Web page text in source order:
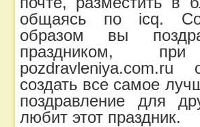
общаясь по icq.
образом вы
праздником,
создать все самое
поздравление для
любит этот праздник.